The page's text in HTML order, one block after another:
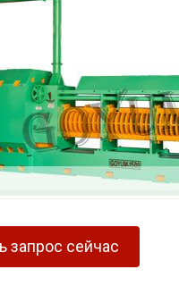
запрос сейчас